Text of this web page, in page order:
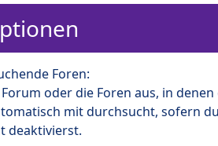
Foren:
oder die Foren aus, in
mit durchsucht, sofern
deaktivierst.